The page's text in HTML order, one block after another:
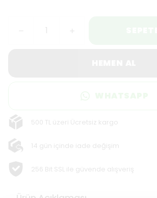
500 TL üzeri Ücretsiz kargo
14 gün içinde iade değişim
256 Bit SSL ile güvende alışveriş